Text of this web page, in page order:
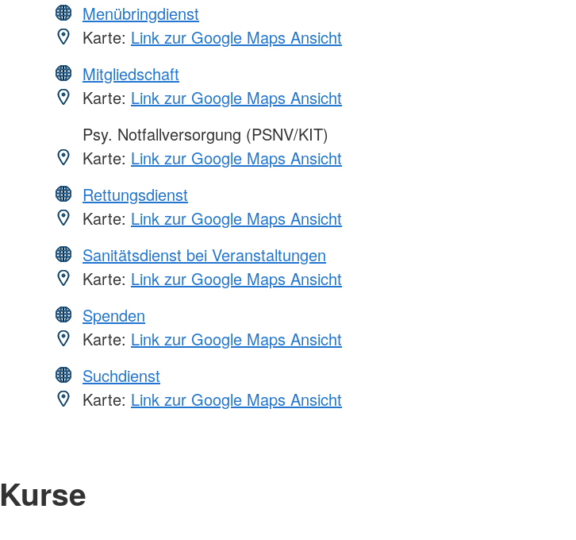
Menübringdienst
Karte: Link zur Google Maps Ansicht
Mitgliedschaft
Karte: Link zur Google Maps Ansicht
Psy. Notfallversorgung (PSNV/KIT)
Karte: Link zur Google Maps Ansicht
Rettungsdienst
Karte: Link zur Google Maps Ansicht
Sanitätsdienst bei Veranstaltungen
Karte: Link zur Google Maps Ansicht
Spenden
Karte: Link zur Google Maps Ansicht
Suchdienst
Karte: Link zur Google Maps Ansicht
Kurse